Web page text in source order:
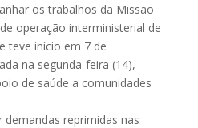
os trabalhos da Missão
operação interministerial de
teve início em 7 de
na segunda-feira (14),
de saúde a comunidades
reprimidas nas